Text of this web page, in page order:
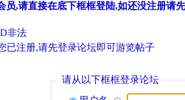
员,请直接在底下框框登陆,如还没注册请
非法
已注册,请先登录论坛即可游览帖子
请从以下框框登录论坛